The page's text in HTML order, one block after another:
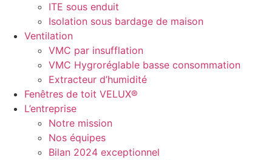
ITE sous enduit
Isolation sous bardage de maison
Ventilation
VMC par insufflation
VMC Hygroréglable basse consommation
Extracteur d’humidité
Fenêtres de toit VELUX®
L’entreprise
Notre mission
Nos équipes
Bilan 2024 exceptionnel